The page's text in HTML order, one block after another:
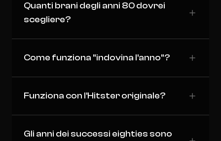
Quanti brani degli anni 80 dovrei
scegliere?
Come funziona "indovina l'anno"?
Funziona con l'Hitster originale?
Gli anni dei successi eighties sono